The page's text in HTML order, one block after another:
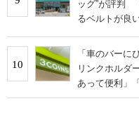
ッグ”が評判
るベルトが良い
10
「車のバー
リンクホルダ
あって便利」